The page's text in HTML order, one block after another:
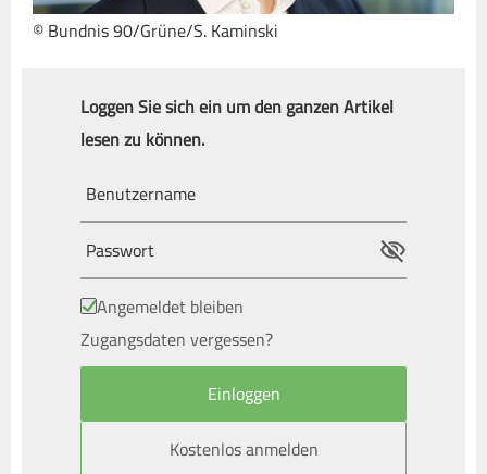
© Bundnis 90/Grüne/S. Kaminski
Loggen Sie sich ein um den ganzen Artikel
lesen zu können.
Angemeldet bleiben
Zugangsdaten vergessen?
Kostenlos anmelden